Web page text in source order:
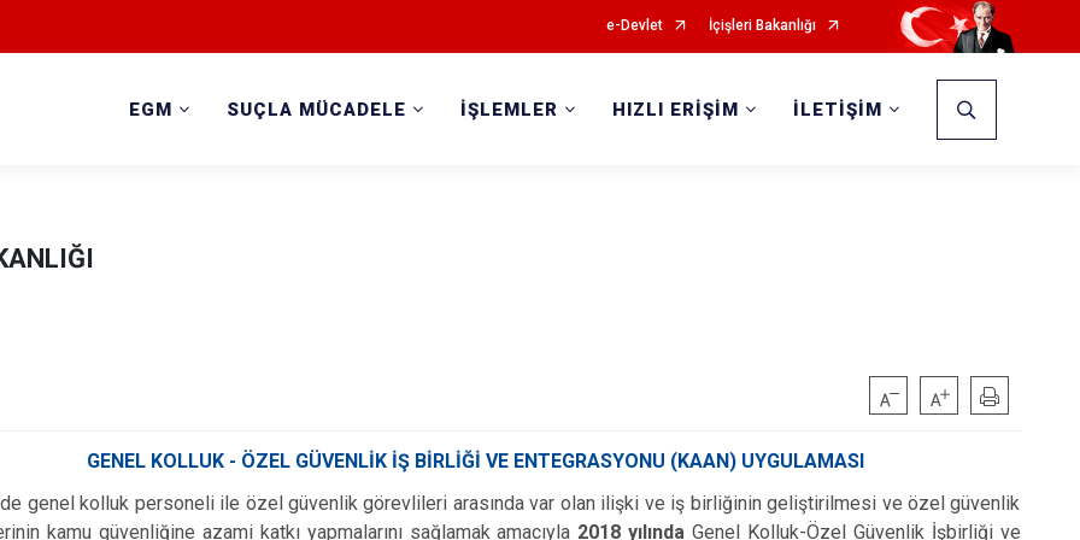
e-Devlet İçişleri Bakanlığı
EGM SUÇLA MÜCADELE İŞLEMLER HIZLI ERİŞİM İLETİŞİM
GENEL KOLLUK - ÖZEL GÜVENLİK İŞ BİRLİĞİ VE ENTEGRASYONU (KAAN) UYGULAMASI
genel kolluk personeli ile özel güvenlik görevlileri arasında var olan ilişki ve iş birliğinin geliştirilmesi ve özel güvenlik
kamu güvenliğine azami katkı yapmalarını sağlamak amacıyla 2018 yılında Genel Kolluk-Özel Güvenlik İşbirliği ve